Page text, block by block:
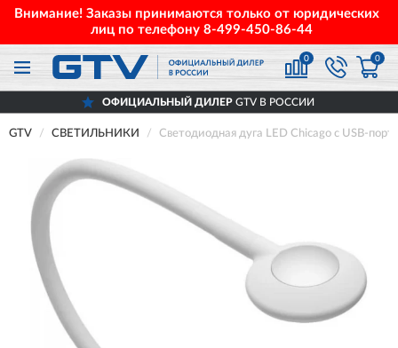
Внимание! Заказы принимаются только от юридических
лиц по телефону 8-499-450-86-44
0 0
ОФИЦИАЛЬНЫЙ ДИЛЕР GTV В РОССИИ
GTV СВЕТИЛЬНИКИ Светодиодная дуга LED Chicago с USB-